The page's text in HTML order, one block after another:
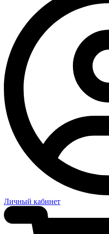
Личный кабинет